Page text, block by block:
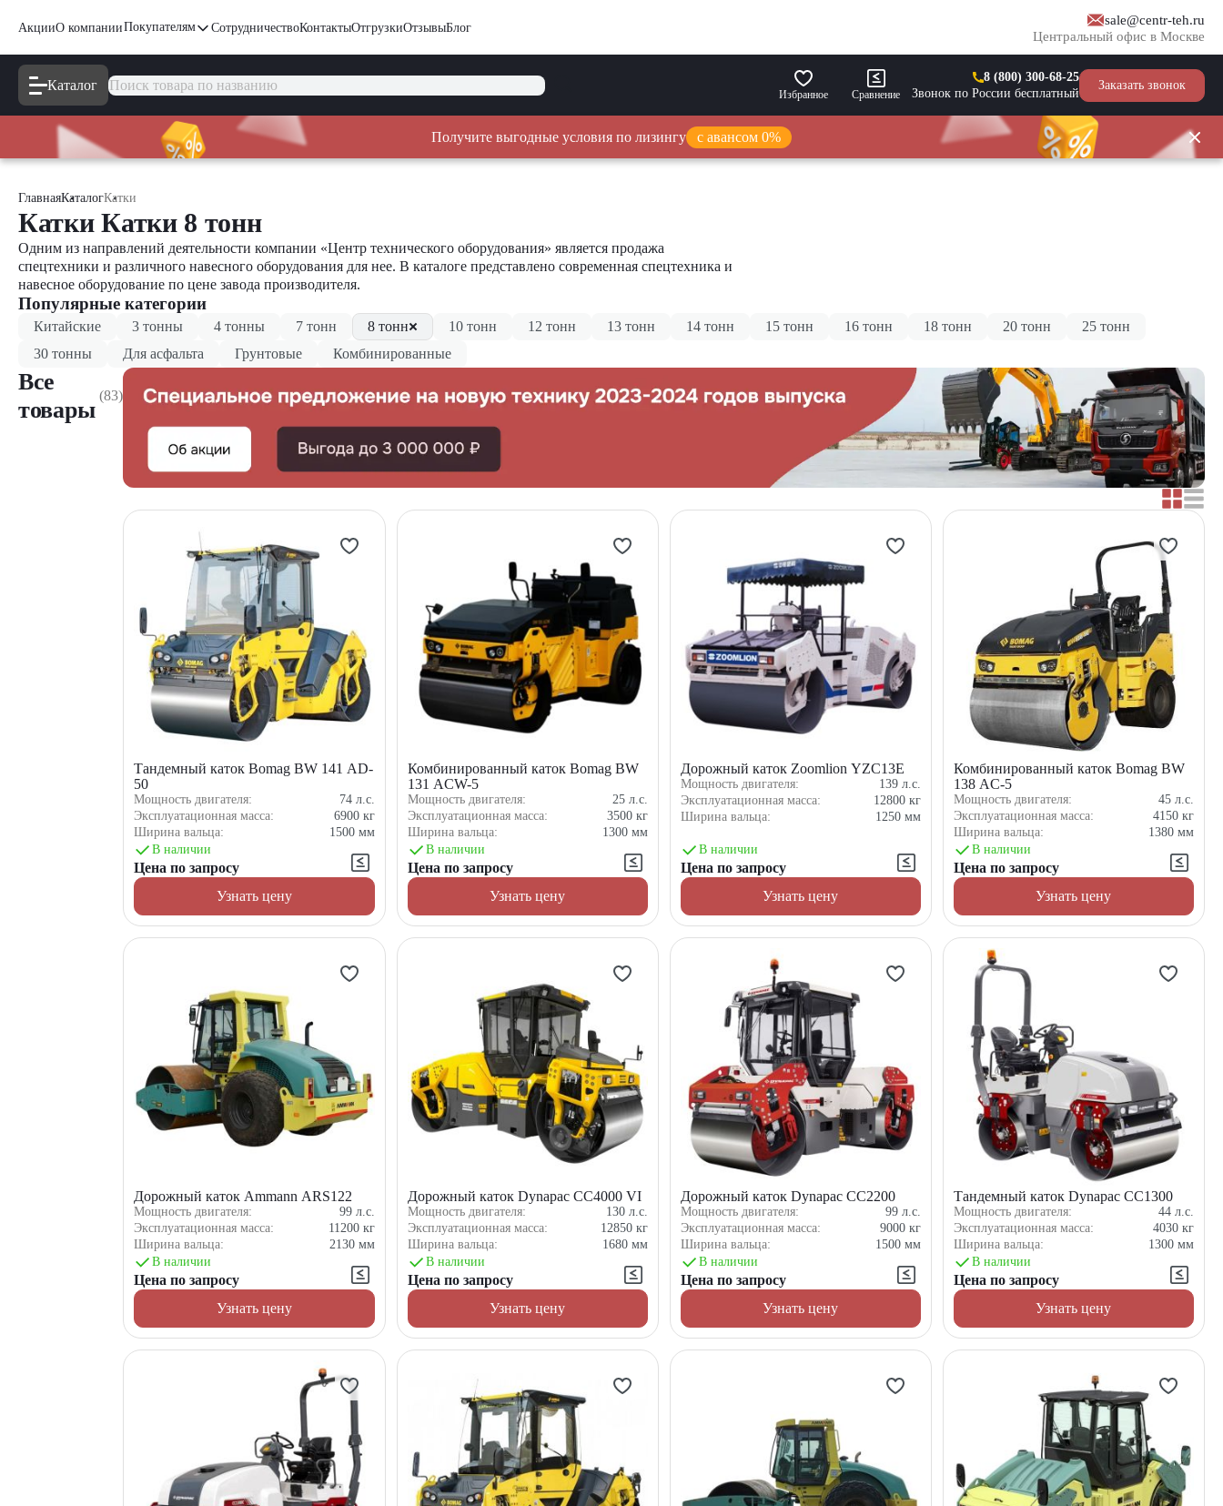
АкцииО компанииПокупателям СотрудничествоКонтактыОтгрузкиОтзывыБлог
sale@centr-teh.ru
Центральный офис в Москве
Каталог
Избранное Сравнение
8 (800) 300-68-25
Звонок по России бесплатный
Заказать звонок
Получите выгодные условия по лизингу с авансом 0%
ГлавнаяКаталогКатки
Катки Катки 8 тонн
Одним из направлений деятельности компании «Центр технического оборудования» является продажа
спецтехники и различного навесного оборудования для нее. В каталоге представлено современная спецтехника и
навесное оборудование по цене завода производителя.
Популярные категории
Китайские 3 тонны 4 тонны 7 тонн 8 тонн 10 тонн 12 тонн 13 тонн 14 тонн 15 тонн 16 тонн 18 тонн 20 тонн
25 тонн
30 тонны
Для асфальта Грунтовые Комбинированные
Все
товары
(83)
Тандемный каток Bomag BW 141 AD-
50
Мощность двигателя: 74 л.с.
Эксплуатационная масса:
6900 кг
Ширина вальца:
1500 мм
В наличии
Цена по запросу
Узнать цену
Комбинированный каток Bomag BW
131 ACW-5
Мощность двигателя: 25 л.с.
Эксплуатационная масса:
3500 кг
Ширина вальца:
1300 мм
В наличии
Цена по запросу
Узнать цену
Дорожный каток Zoomlion YZC13E
Мощность двигателя: 139 л.с.
Эксплуатационная масса:
12800 кг
Ширина вальца:
1250 мм
В наличии
Цена по запросу
Узнать цену
Комбинированный каток Bomag BW
138 AC-5
Мощность двигателя: 45 л.с.
Эксплуатационная масса:
4150 кг
Ширина вальца:
1380 мм
В наличии
Цена по запросу
Узнать цену
Дорожный каток Ammann ARS122
Мощность двигателя: 99 л.с.
Эксплуатационная масса:
11200 кг
Ширина вальца:
2130 мм
В наличии
Цена по запросу
Узнать цену
Дорожный каток Dynapac CC4000 VI
Мощность двигателя: 130 л.с.
Эксплуатационная масса:
12850 кг
Ширина вальца:
1680 мм
В наличии
Цена по запросу
Узнать цену
Дорожный каток Dynapac CC2200
Мощность двигателя: 99 л.с.
Эксплуатационная масса:
9000 кг
Ширина вальца:
1500 мм
В наличии
Цена по запросу
Узнать цену
Тандемный каток Dynapac CC1300
Мощность двигателя: 44 л.с.
Эксплуатационная масса:
4030 кг
Ширина вальца:
1300 мм
В наличии
Цена по запросу
Узнать цену